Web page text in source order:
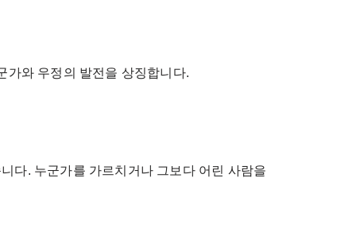
가와 우정의 발전을 상징합니다.
다. 누군가를 가르치거나 그보다 어린 사람을